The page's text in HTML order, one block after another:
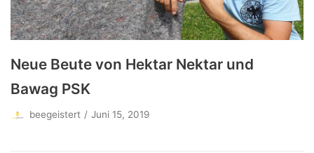
Neue Beute von Hektar Nektar und
Bawag PSK
beegeistert Juni 15, 2019